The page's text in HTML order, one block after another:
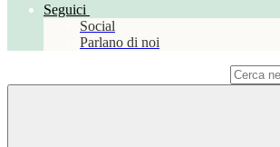
Seguici
Social
Parlano di noi